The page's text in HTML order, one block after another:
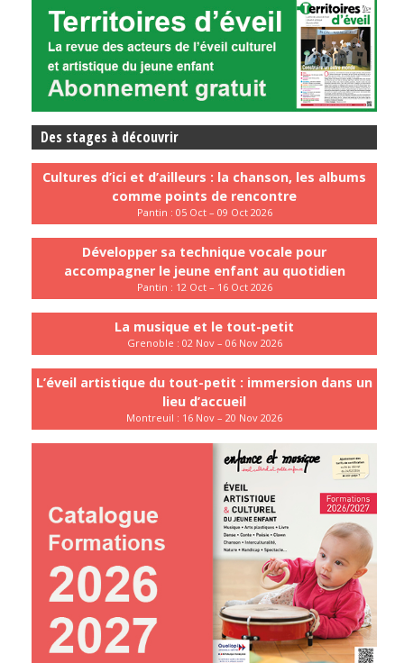
Des stages à découvrir
Cultures d’ici et d’ailleurs : la chanson, les albums
comme points de rencontre
Pantin : 05 Oct – 09 Oct 2026
Développer sa technique vocale pour
accompagner le jeune enfant au quotidien
Pantin : 12 Oct – 16 Oct 2026
La musique et le tout-petit
Grenoble : 02 Nov – 06 Nov 2026
L’éveil artistique du tout-petit : immersion dans un
lieu d’accueil
Montreuil : 16 Nov – 20 Nov 2026